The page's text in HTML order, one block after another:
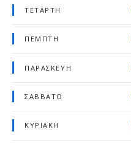
ΤΕΤΆΡΤΗ
ΠΈΜΠΤΗ
ΠΑΡΑΣΚΕΥΉ
ΣΆΒΒΑΤΟ
ΚΥΡΙΑΚΉ